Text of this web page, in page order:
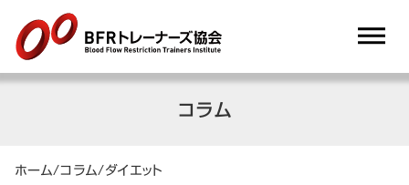
dehaze
コラム
ホーム/コラム/ダイエット